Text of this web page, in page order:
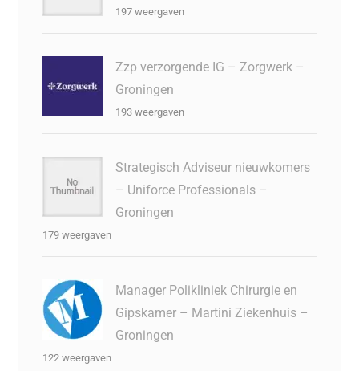
197 weergaven
Zzp verzorgende IG – Zorgwerk –
Groningen
193 weergaven
Strategisch Adviseur nieuwkomers
– Uniforce Professionals –
Groningen
179 weergaven
Manager Polikliniek Chirurgie en
Gipskamer – Martini Ziekenhuis –
Groningen
122 weergaven